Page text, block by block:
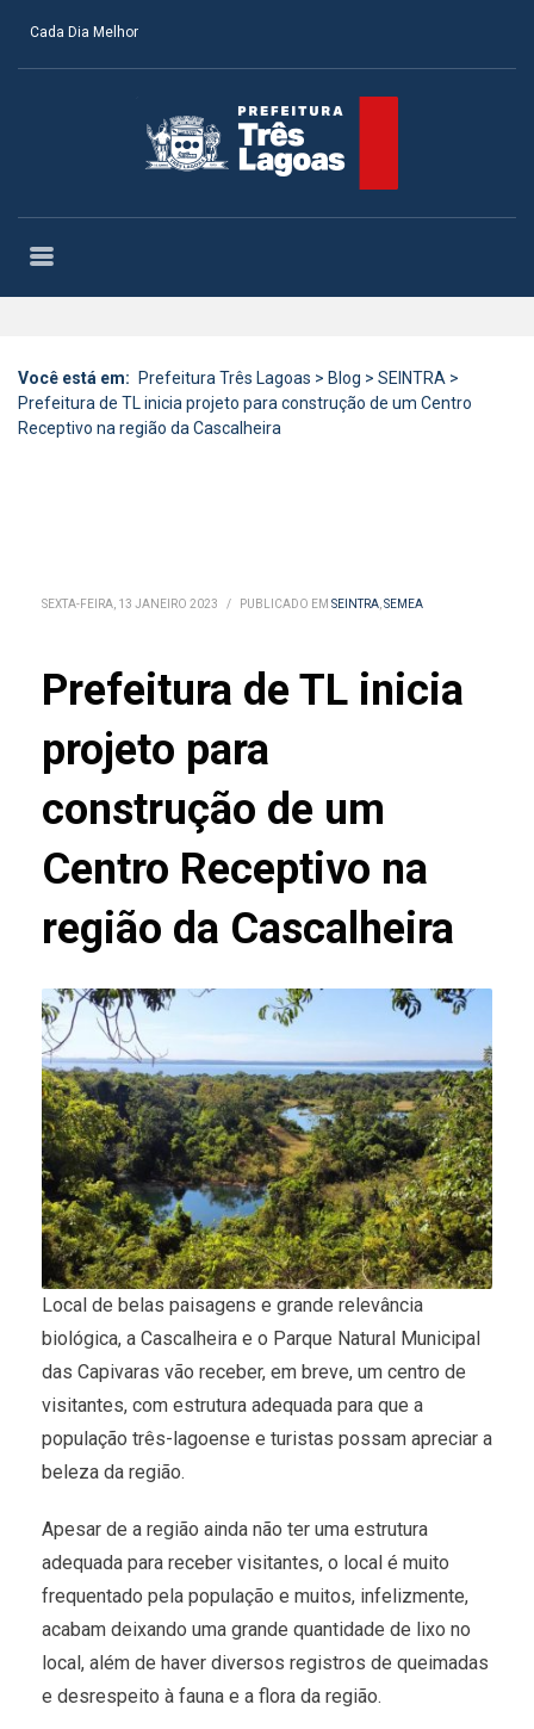
Cada Dia Melhor
Você está em: Prefeitura Três Lagoas > Blog > SEINTRA >
Prefeitura de TL inicia projeto para construção de um Centro
Receptivo na região da Cascalheira
SEXTA-FEIRA, 13 JANEIRO 2023 / PUBLICADO EM SEINTRA,SEMEA
Prefeitura de TL inicia
projeto para
construção de um
Centro Receptivo na
região da Cascalheira
Local de belas paisagens e grande relevância
biológica, a Cascalheira e o Parque Natural Municipal
das Capivaras vão receber, em breve, um centro de
visitantes, com estrutura adequada para que a
população três-lagoense e turistas possam apreciar a
beleza da região.
Apesar de a região ainda não ter uma estrutura
adequada para receber visitantes, o local é muito
frequentado pela população e muitos, infelizmente,
acabam deixando uma grande quantidade de lixo no
local, além de haver diversos registros de queimadas
e desrespeito à fauna e a flora da região.